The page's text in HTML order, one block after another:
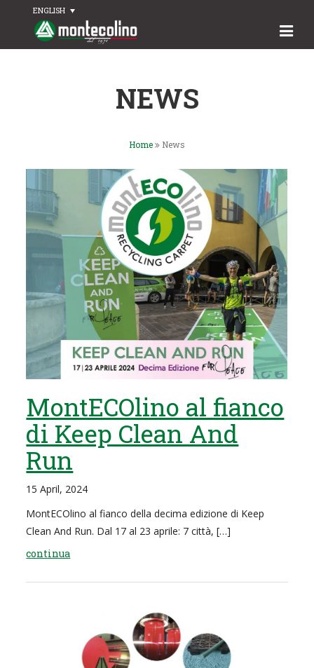
ENGLISH
NEWS
Home News
MontECOlino al fianco
di Keep Clean And
Run
15 April, 2024
MontECOlino al fianco della decima edizione di Keep
Clean And Run. Dal 17 al 23 aprile: 7 città, […]
continua